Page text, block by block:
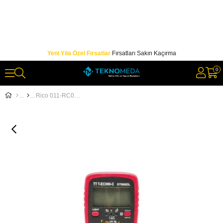
Yeni Yıla Özel FırsatlarFırsatları Sakın Kaçırma
0
Rico 011-RC0033 DT33D Digital Multimetre